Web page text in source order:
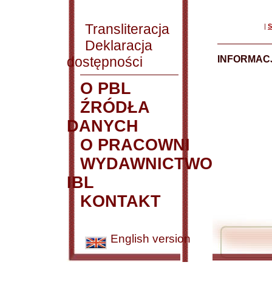
Transliteracja
Deklaracja
dostępności
O PBL
ŹRÓDŁA
DANYCH
O PRACOWNI
WYDAWNICTWO
IBL
KONTAKT
English version
|